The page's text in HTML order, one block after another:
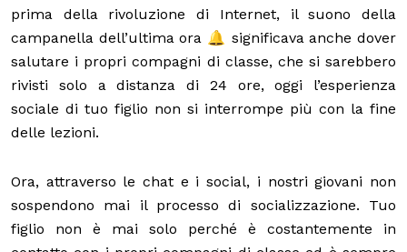
prima della rivoluzione di Internet, il suono della
campanella dell’ultima ora 🔔 significava anche dover
salutare i propri compagni di classe, che si sarebbero
rivisti solo a distanza di 24 ore, oggi l’esperienza
sociale di tuo figlio non si interrompe più con la fine
delle lezioni.
Ora, attraverso le chat e i social, i nostri giovani non
sospendono mai il processo di socializzazione. Tuo
figlio non è mai solo perché è costantemente in